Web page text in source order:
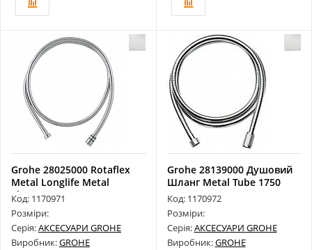
Grohe 28025000 Rotaflex
Metal Longlife Metal
Shower ...
Код: 1170971
Розміри:
Серія:АКСЕСУАРИ GROHE
Виробник:GROHE
Grohe 28139000 Душовий
Шланг Metal Tube 1750
Mm
Код: 1170972
Розміри:
Серія:АКСЕСУАРИ GROHE
Виробник:GROHE